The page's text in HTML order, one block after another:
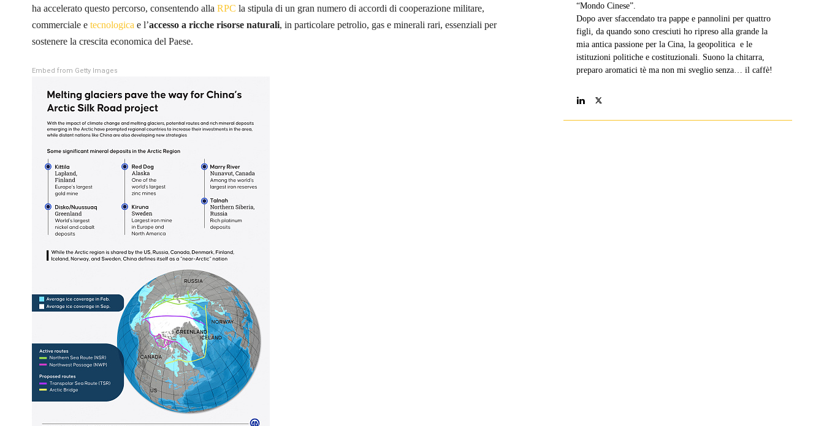
ha accelerato questo percorso, consentendo alla RPC la stipula di un gran numero di accordi di cooperazione militare,
commerciale e tecnologica e l’accesso a ricche risorse naturali, in particolare petrolio, gas e minerali rari, essenziali per
sostenere la crescita economica del Paese.
Embed from Getty Images
“Mondo Cinese”.
Dopo aver sfaccendato tra pappe e pannolini per quattro
figli, da quando sono cresciuti ho ripreso alla grande la
mia antica passione per la Cina, la geopolitica e le
istituzioni politiche e costituzionali. Suono la chitarra,
preparo aromatici tè ma non mi sveglio senza… il caffè!